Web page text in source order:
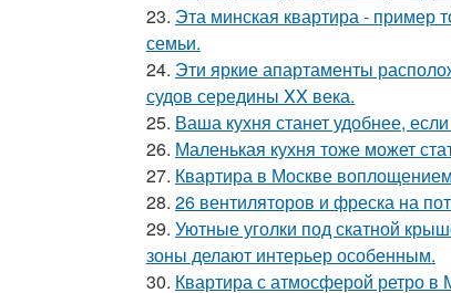
23. Эта минская квартира - пример
семьи.
24. Эти яркие апартаменты
судов середины XX века.
25. Ваша кухня станет удобнее,
26. Маленькая кухня тоже может
27. Квартира в Москве
28. 26 вентиляторов и фреска на
29. Уютные уголки под скатной
зоны делают интерьер особенным.
30. Квартира с атмосферой ретро в